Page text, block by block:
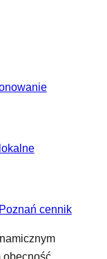
cennik
obecność